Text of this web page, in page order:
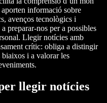
informació sobre
avenços tecnològics i
preparar-nos per a possibles
Llegir notícies amb
crític: obliga a distingir
i a valorar les
llegir notícies